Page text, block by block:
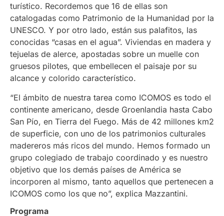
turístico. Recordemos que 16 de ellas son
catalogadas como Patrimonio de la Humanidad por la
UNESCO. Y por otro lado, están sus palafitos, las
conocidas “casas en el agua”. Viviendas en madera y
tejuelas de alerce, apostadas sobre un muelle con
gruesos pilotes, que embellecen el paisaje por su
alcance y colorido característico.
“El ámbito de nuestra tarea como ICOMOS es todo el
continente americano, desde Groenlandia hasta Cabo
San Pío, en Tierra del Fuego. Más de 42 millones km2
de superficie, con uno de los patrimonios culturales
madereros más ricos del mundo. Hemos formado un
grupo colegiado de trabajo coordinado y es nuestro
objetivo que los demás países de América se
incorporen al mismo, tanto aquellos que pertenecen a
ICOMOS como los que no”, explica Mazzantini.
Programa